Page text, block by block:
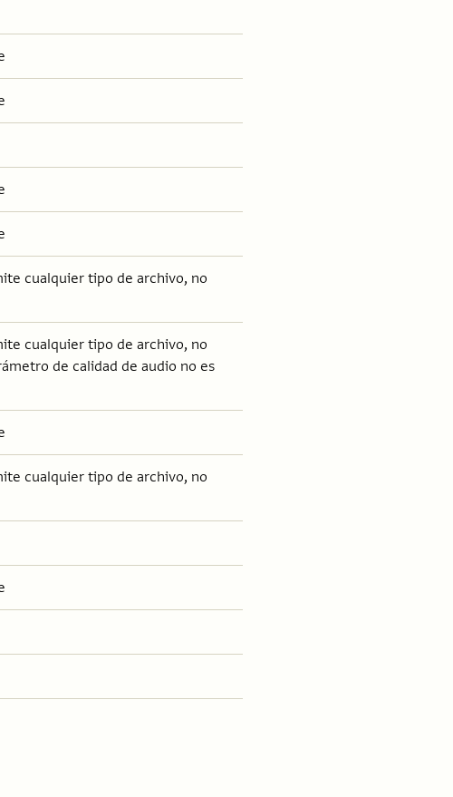
cualquier tipo de archivo, no
cualquier tipo de archivo, no
de calidad de audio no es
cualquier tipo de archivo, no